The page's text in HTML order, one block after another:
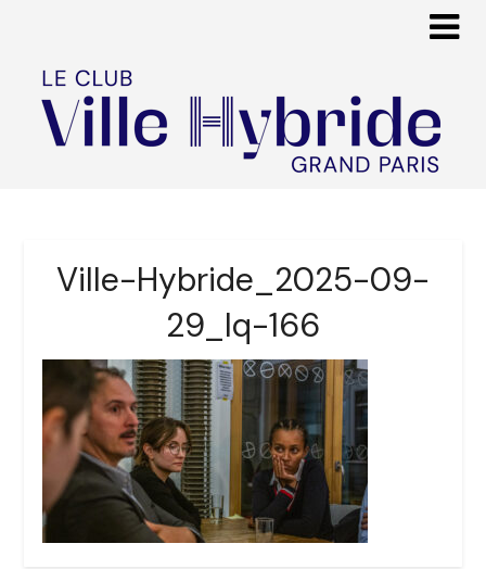
Ville-Hybride_2025-09-
29_lq-166